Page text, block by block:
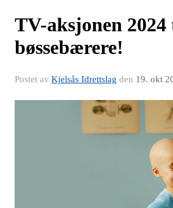
TV-aksjonen 2024
bøssebærere!
Postet av Kjelsås Idrettslag den 19. okt